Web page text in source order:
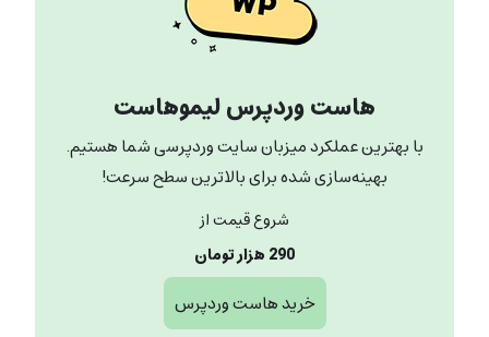
هاست وردپرس لیموهاست
با بهترین عملکرد میزبان سایت وردپرسی شما هستیم.
بهینه‌سازی شده برای بالاترین سطح سرعت!
شروع قیمت از
290 هزار تومان
خرید هاست وردپرس